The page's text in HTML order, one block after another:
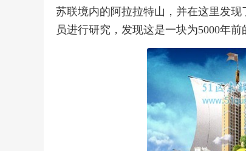
苏联境内的阿拉拉特山，并在这里发
员进行研究，发现这是一块为5000年